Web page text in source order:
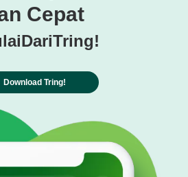
Cepat
Download Tring!